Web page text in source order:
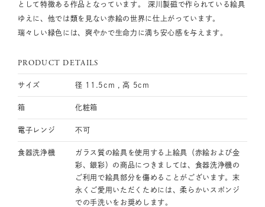
として特徴ある作品となっています。 深川製磁で作られている絵具
ゆえに、他では類を見ない赤絵の世界に仕上がっています。
瑞々しい緑色には、爽やかで生命力に満ち安心感を与えます。
PRODUCT DETAILS
サイズ 径 11.5cm , 高 5cm
箱 化粧箱
電子レンジ 不可
食器洗浄機
ガラス質の絵具を使用する上絵具（赤絵および金
彩、銀彩）の商品につきましては、食器洗浄機の
ご利用で絵具部分を傷めることがございます。末
永くご愛用いただくためには、柔らかいスポンジ
での手洗いをお奨めします。